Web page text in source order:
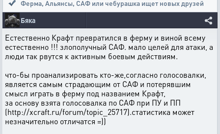
Ферма, Альянсы, САФ или чебурашка ищет новых друзей
Бяка
Естественно Крафт превратился в ферму и виной всему
естественно !!! злополучный САФ. мало целей для атаки, а
люди так рвутся к активным боевым действиям.
что-бы проанализировать кто-же,согласно голосовалки,
является самым страдающим от САФ и потерявшим
смысл играть в ферму под названием Крафт,
за основу взята голосовалка по САФ при ПУ и ПП
(http://xcraft.ru/forum/topic_25717).статистика может
незначительно отличатся =))